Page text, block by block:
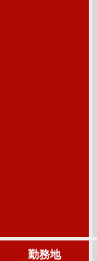
勤務地